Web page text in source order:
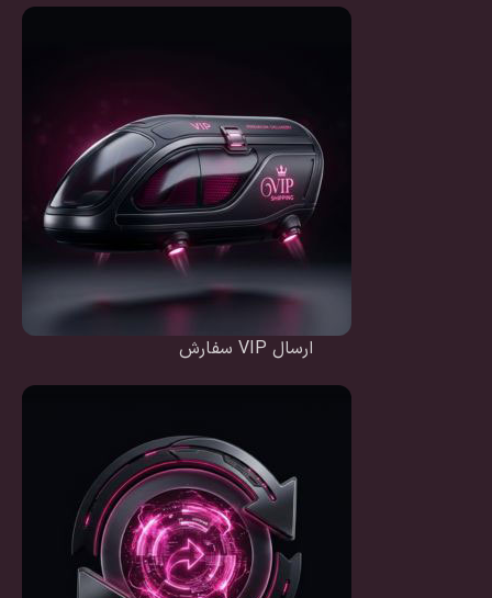
ارسال VIP سفارش